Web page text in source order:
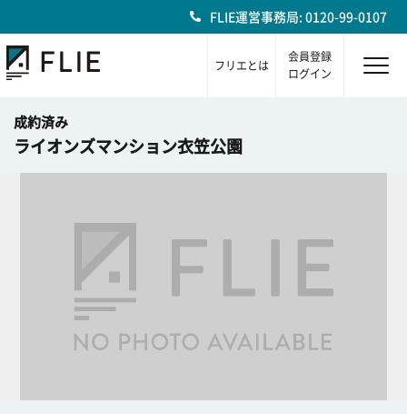
FLIE運営事務局: 0120-99-0107
フリエとは
会員登録
ログイン
成約済み
ライオンズマンション衣笠公園